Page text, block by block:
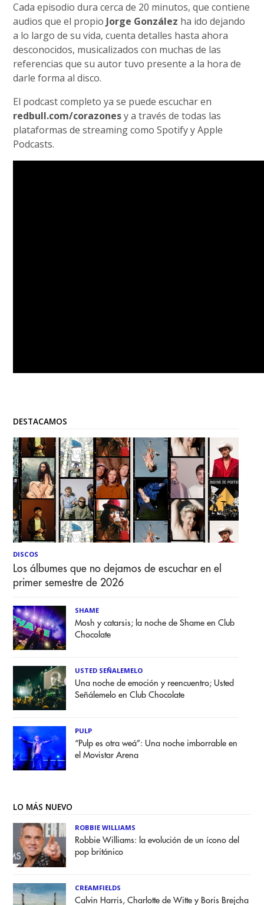
Cada episodio dura cerca de 20 minutos, que contiene
audios que el propio Jorge González ha ido dejando
a lo largo de su vida, cuenta detalles hasta ahora
desconocidos, musicalizados con muchas de las
referencias que su autor tuvo presente a la hora de
darle forma al disco.
El podcast completo ya se puede escuchar en
redbull.com/corazonesy a través de todas las
plataformas de streaming como Spotify y Apple
Podcasts.
DESTACAMOS
DISCOS
Los álbumes que no dejamos de escuchar en el
primer semestre de 2026
SHAME
Mosh y catarsis; la noche de Shame en Club
Chocolate
USTED SEÑALEMELO
Una noche de emoción y reencuentro; Usted
Señálemelo en Club Chocolate
PULP
“Pulp es otra weá”: Una noche imborrable en
el Movistar Arena
LO MÁS NUEVO
ROBBIE WILLIAMS
Robbie Williams: la evolución de un ícono del
pop británico
CREAMFIELDS
Calvin Harris, Charlotte de Witte y Boris Brejcha